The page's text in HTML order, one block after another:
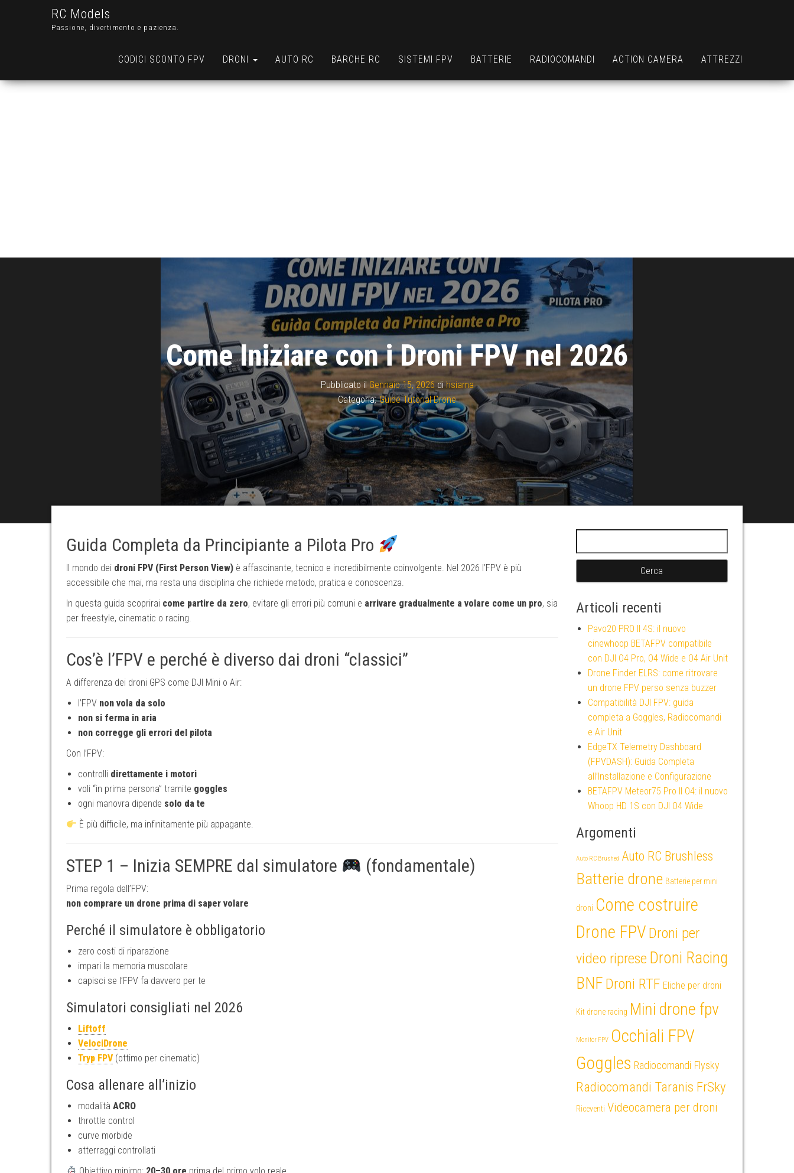
RC Models
Passione, divertimento e pazienza.
CODICI SCONTO FPV DRONI AUTO RC BARCHE RC SISTEMI FPV BATTERIE RADIOCOMANDI ACTION CAMERA ATTREZZI
Come Iniziare con i Droni FPV nel 2026
Pubblicato ilGennaio 15, 2026dihsiama
Categoria: Guide Tutorial Drone
Guida Completa da Principiante a Pilota Pro
Il mondo dei droni FPV (First Person View) è affascinante, tecnico e incredibilmente coinvolgente. Nel 2026 l’FPV è più
accessibile che mai, ma resta una disciplina che richiede metodo, pratica e conoscenza.
In questa guida scoprirai come partire da zero, evitare gli errori più comuni e arrivare gradualmente a volare come un pro, sia
per freestyle, cinematic o racing.
Cos’è l’FPV e perché è diverso dai droni “classici”
A differenza dei droni GPS come DJI Mini o Air:
l’FPV non vola da solo
non si ferma in aria
non corregge gli errori del pilota
Con l’FPV:
controlli direttamente i motori
voli “in prima persona” tramite goggles
ogni manovra dipende solo da te
È più difficile, ma infinitamente più appagante.
STEP 1 – Inizia SEMPRE dal simulatore (fondamentale)
Prima regola dell’FPV:
non comprare un drone prima di saper volare
Perché il simulatore è obbligatorio
zero costi di riparazione
impari la memoria muscolare
capisci se l’FPV fa davvero per te
Simulatori consigliati nel 2026
Liftoff
VelociDrone
Tryp FPV (ottimo per cinematic)
Cosa allenare all’inizio
modalità ACRO
throttle control
curve morbide
atterraggi controllati
Articoli recenti
Pavo20 PRO II 4S: il nuovo
cinewhoop BETAFPV compatibile
con DJI O4 Pro, O4 Wide e O4 Air Unit
Drone Finder ELRS: come ritrovare
un drone FPV perso senza buzzer
Compatibilità DJI FPV: guida
completa a Goggles, Radiocomandi
e Air Unit
EdgeTX Telemetry Dashboard
(FPVDASH): Guida Completa
all’Installazione e Configurazione
BETAFPV Meteor75 Pro II O4: il nuovo
Whoop HD 1S con DJI O4 Wide
Argomenti
Auto RC Brushed Auto RC Brushless
Batterie drone Batterie per mini
droni Come costruire
Drone FPV Droni per
video riprese Droni Racing
BNF Droni RTF Eliche per droni
Kit drone racing Mini drone fpv
Monitor FPV Occhiali FPV
Goggles Radiocomandi Flysky
Radiocomandi Taranis FrSky
Riceventi Videocamera per droni